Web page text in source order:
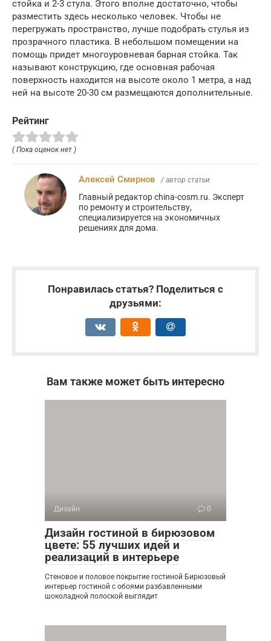
стойка и 2-3 стула. Этого вполне достаточно, чтобы
разместить здесь несколько человек. Чтобы не
перегружать пространство, лучше подобрать стулья из
прозрачного пластика. В небольшом помещении на
помощь придет многоуровневая барная стойка. Так
называют конструкцию, где основная рабочая
поверхность находится на высоте около 1 метра, а над
ней на высоте 20-30 см размещаются дополнительные.
Рейтинг
( Пока оценок нет )
Алексей Смирнов / автор статьи
Главный редактор china-cosm.ru. Эксперт
по ремонту и строительству,
специализируется на экономичных
решениях для дома.
Понравилась статья? Поделиться с
друзьями:
Вам также может быть интересно
Дизайн 0
Дизайн гостиной в бирюзовом
цвете: 55 лучших идей и
реализаций в интерьере
Стеновое и половое покрытие гостиной Бирюзовый
интерьер гостиной с обоями разбавленными
шоколадной полоской выглядит